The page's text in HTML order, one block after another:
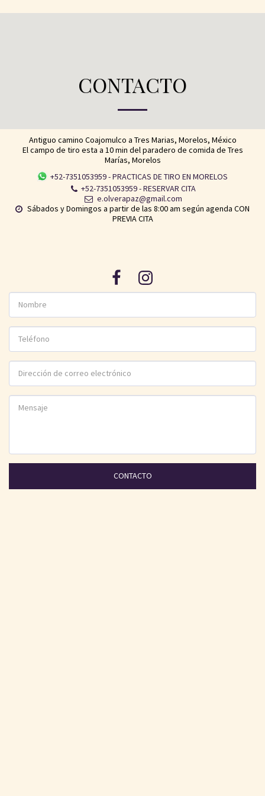
CONTACTO
Antiguo camino Coajomulco a Tres Marias, Morelos, México
El campo de tiro esta a 10 min del paradero de comida de Tres
Marías, Morelos
+52-7351053959-PRACTICAS DE TIRO EN MORELOS
+52-7351053959-RESERVAR CITA
e.olverapaz@gmail.com
Sábados y Domingos a partir de las 8:00 am según agenda CON
PREVIA CITA
CONTACTO